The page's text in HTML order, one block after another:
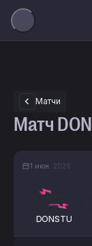
Матчи
Матч
1 июн. 2026
DONSTU